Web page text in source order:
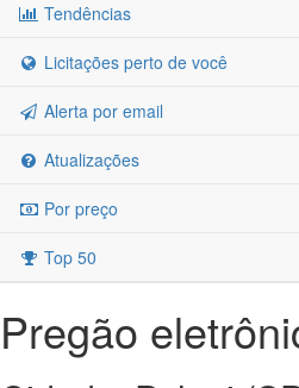
Tendências
Licitações perto de você
Alerta por email
Atualizações
Por preço
Top 50
Pregão